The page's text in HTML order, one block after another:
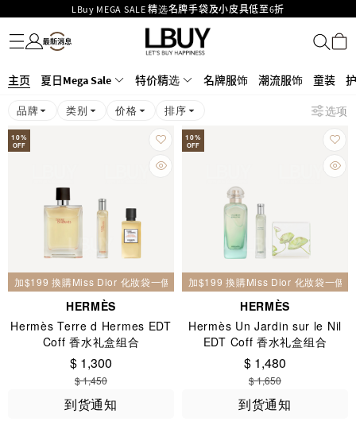
LBuy MEGA SALE 精选名牌手袋及小皮具低至6折
LBuy呈献 - Hermès 及 Chanel 手袋及首饰低至6折，立即入手!
LBuy Nintendo Switch / Nintendo Switch 2 正规商品零售店登陆MOKO 4楼
426号铺！
MOKO 1楼175号铺旗舰店特设名牌Hermès、CHANEL及LV专区！
购物满HKD500即享免运费！
LBuy获香港知识产权署颁发2026《正版正货承诺》商标
名牌服饰
潮流服饰
童装
护肤美妆
香水香薰
个人护理
母婴护理
游戏及精品玩具
文仪用品
家居生活
电子产品
美食
医药保健
运动与户外用品
主页 夏日Mega Sale 特价精选 名牌服饰 潮流服饰 童装
品牌 类别 价格 排序 选项
10%
OFF
加$199 換購Miss Dior 化妝袋一個
HERMÈS
Hermès Terre d Hermes EDT
Coff 香水礼盒组合
$ 1,300
$ 1,450
到货通知
10%
OFF
加$199 換購Miss Dior 化妝袋一個
HERMÈS
Hermès Un Jardin sur le Nil
EDT Coff 香水礼盒组合
$ 1,480
$ 1,650
到货通知